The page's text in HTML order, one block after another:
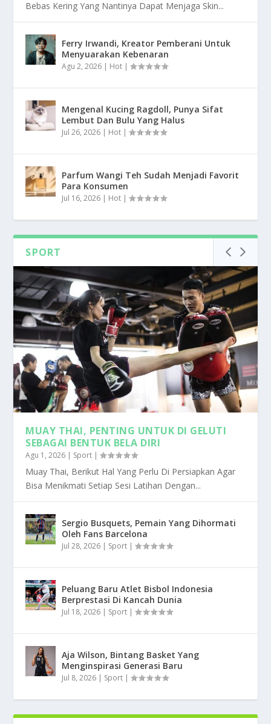
Bebas Kering Yang Nantinya Dapat Menjaga Skin...
Ferry Irwandi, Kreator Pemberani Untuk
Menyuarakan Kebenaran
Agu 2, 2026 | Hot |
Mengenal Kucing Ragdoll, Punya Sifat
Lembut Dan Bulu Yang Halus
Jul 26, 2026 | Hot |
Parfum Wangi Teh Sudah Menjadi Favorit
Para Konsumen
Jul 16, 2026 | Hot |
SPORT
MUAY THAI, PENTING UNTUK DI GELUTI
SEBAGAI BENTUK BELA DIRI
Agu 1, 2026 | Sport |
Muay Thai, Berikut Hal Yang Perlu Di Persiapkan Agar
Bisa Menikmati Setiap Sesi Latihan Dengan...
Sergio Busquets, Pemain Yang Dihormati
Oleh Fans Barcelona
Jul 28, 2026 | Sport |
Peluang Baru Atlet Bisbol Indonesia
Berprestasi Di Kancah Dunia
Jul 18, 2026 | Sport |
Aja Wilson, Bintang Basket Yang
Menginspirasi Generasi Baru
Jul 8, 2026 | Sport |